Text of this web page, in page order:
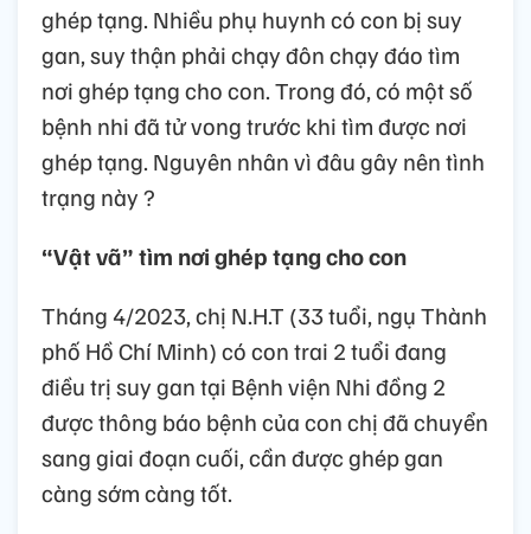
ghép tạng. Nhiều phụ huynh có con bị suy
gan, suy thận phải chạy đôn chạy đáo tìm
nơi ghép tạng cho con. Trong đó, có một số
bệnh nhi đã tử vong trước khi tìm được nơi
ghép tạng. Nguyên nhân vì đâu gây nên tình
trạng này ?
“Vật vã” tìm nơi ghép tạng cho con
Tháng 4/2023, chị N.H.T (33 tuổi, ngụ Thành
phố Hồ Chí Minh) có con trai 2 tuổi đang
điều trị suy gan tại Bệnh viện Nhi đồng 2
được thông báo bệnh của con chị đã chuyển
sang giai đoạn cuối, cần được ghép gan
càng sớm càng tốt.